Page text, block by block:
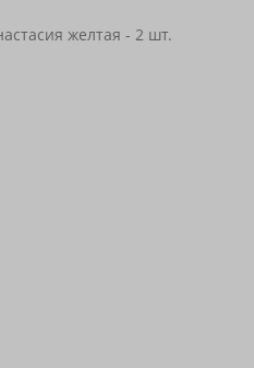
желтая - 2 шт.